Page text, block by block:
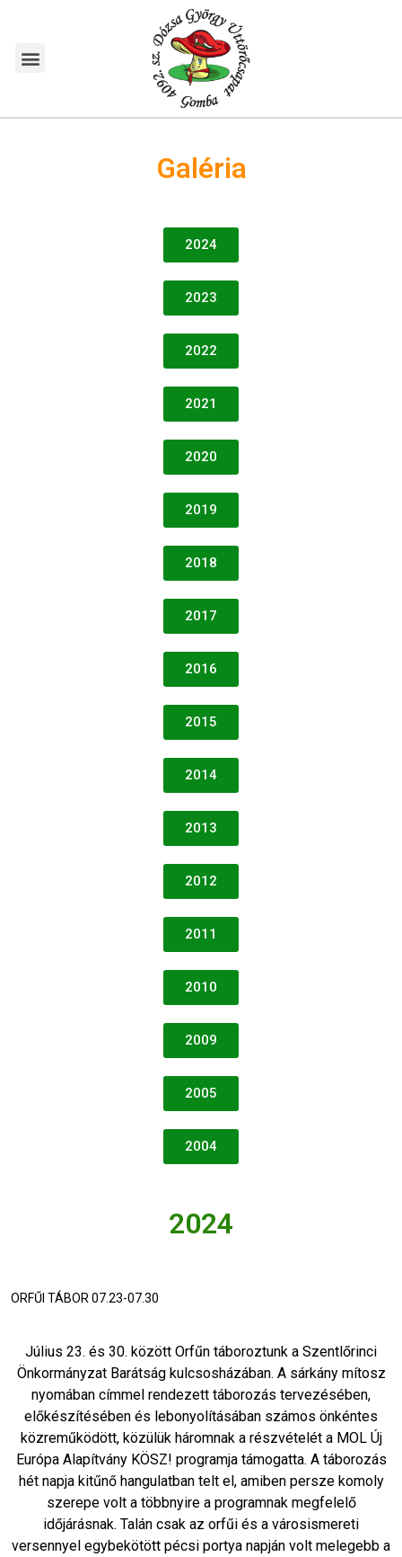
Galéria
2024
2023
2022
2021
2020
2019
2018
2017
2016
2015
2014
2013
2012
2011
2010
2009
2005
2004
2024
ORFŰI TÁBOR 07.23-07.30
Július 23. és 30. között Orfűn táboroztunk a Szentlőrinci
Önkormányzat Barátság kulcsosházában. A sárkány mítosz
nyomában címmel rendezett táborozás tervezésében,
előkészítésében és lebonyolításában számos önkéntes
közreműködött, közülük háromnak a részvételét a MOL Új
Európa Alapítvány KÖSZ! programja támogatta. A táborozás
hét napja kitűnő hangulatban telt el, amiben persze komoly
szerepe volt a többnyire a programnak megfelelő
időjárásnak. Talán csak az orfűi és a városismereti
versennyel egybekötött pécsi portya napján volt melegebb a